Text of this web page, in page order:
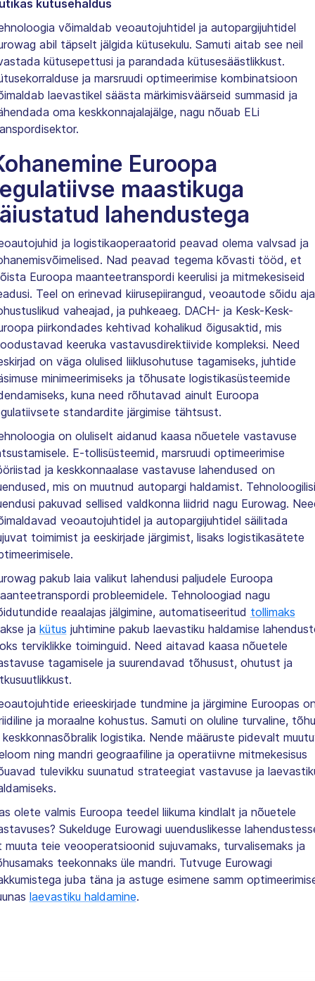
kütusehaldus
võimaldab veoautojuhtidel ja autopargijuhtidel
abil täpselt jälgida kütusekulu. Samuti aitab see neil
kütusepettusi ja parandada kütusesäästlikkust.
ja marsruudi optimeerimise kombinatsioon
laevastikel säästa märkimisväärseid summasid ja
oma keskkonnajalajälge, nagu nõuab ELi
Euroopa
maastikuga
lahendustega
ja logistikaoperaatorid peavad olema valvsad ja
Nad peavad tegema kõvasti tööd, et
Euroopa maanteetranspordi keerulisi ja mitmekesiseid
Teel on erinevad kiirusepiirangud, veoautode sõidu
vaheajad, ja puhkeaeg. DACH- ja Kesk-Kesk-
piirkondades kehtivad kohalikud õigusaktid, mis
keeruka vastavusdirektiivide kompleksi. Need
on väga olulised liiklusohutuse tagamiseks, juhtide
minimeerimiseks ja tõhusate logistikasüsteemide
kuna need rõhutavad ainult Euroopa
standardite järgimise tähtsust.
on oluliselt aidanud kaasa nõuetele vastavuse
E-tollisüsteemid, marsruudi optimeerimise
ja keskkonnaalase vastavuse lahendused on
mis on muutnud autopargi haldamist. Tehnoloogilisi
pakuvad sellised valdkonna liidrid nagu Eurowag.
veoautojuhtidel ja autopargijuhtidel säilitada
toimimist ja eeskirjade järgimist, lisaks logistikasätete
pakub laia valikut lahendusi paljudele Euroopa
probleemidele. Tehnoloogiad nagu
reaalajas jälgimine, automatiseeritud tollimaks
ja kütus juhtimine pakub laevastiku haldamise
terviklikke toiminguid. Need aitavad kaasa nõuetele
tagamisele ja suurendavad tõhusust, ohutust ja
erieeskirjade tundmine ja järgimine Euroopas
ja moraalne kohustus. Samuti on oluline turvaline,
keskkonnasõbralik logistika. Nende määruste pidevalt
ning mandri geograafiline ja operatiivne mitmekesisus
tulevikku suunatud strateegiat vastavuse ja
olete valmis Euroopa teedel liikuma kindlalt ja nõuetele
Sukelduge Eurowagi uuenduslikesse
muuta teie veooperatsioonid sujuvamaks, turvalisemaks ja
teekonnaks üle mandri. Tutvuge Eurowagi
juba täna ja astuge esimene samm
laevastiku haldamine.